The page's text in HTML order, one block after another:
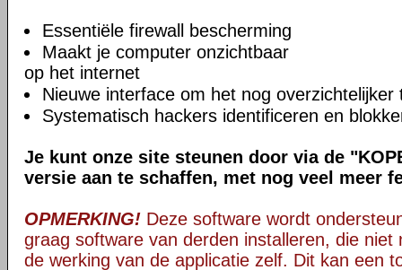
Essentiële firewall bescherming
Maakt je computer onzichtbaar
op het internet
Nieuwe interface om het nog overzichtelijker
Systematisch hackers identificeren en
Je kunt onze site steunen door via de
versie aan te schaffen, met nog veel meer
OPMERKING! Deze software wordt
graag software van derden installeren, die niet
de werking van de applicatie zelf. Dit kan een